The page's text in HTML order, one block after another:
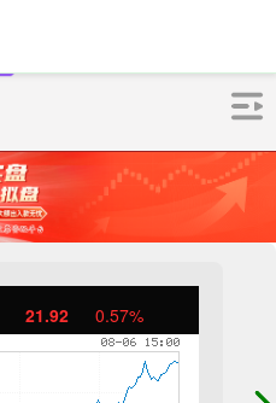
21.92 0.57%